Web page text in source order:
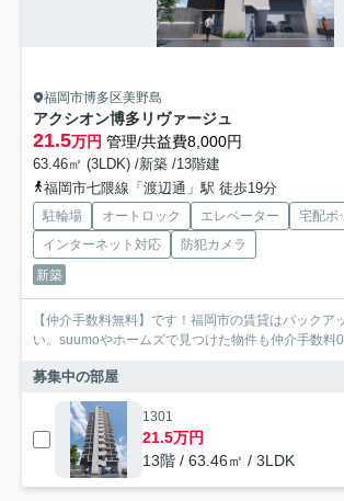
福岡市博多区美野島
アクシオン博多リヴァージュ
21.5万円 管理/共益費8,000円
63.46㎡ (3LDK) /新築 /13階建
福岡市七隈線「渡辺通」駅 徒歩19分
駐輪場 オートロック エレベーター
宅配ボ
インターネット対応
防犯カメラ
新築
【仲介手数料無料】です！福岡市の賃貸はバックア
い。suumoやホームズで見つけた物件も仲介手数料
募集中の部屋
1301
21.5万円
13階 / 63.46㎡ / 3LDK